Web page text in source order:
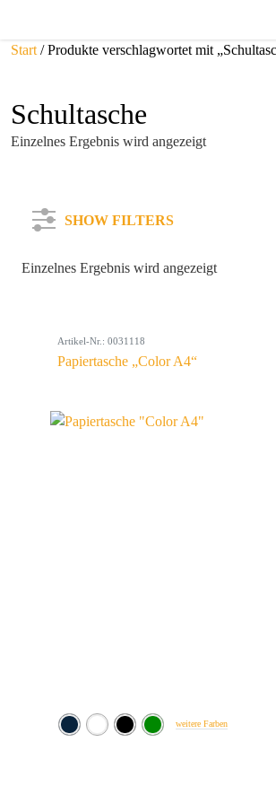
Start / Produkte verschlagwortet mit
Schultasche
Einzelnes Ergebnis wird angezeigt
SHOW FILTERS
Farbe
Einzelnes Ergebnis wird angezeigt
Artikel-Nr.: 0031118
Papiertasche „Color A4“
weitere Farben